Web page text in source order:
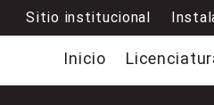
Sitio institucional
Inicio